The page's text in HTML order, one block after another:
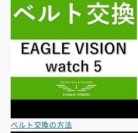
ベルト交換の方法